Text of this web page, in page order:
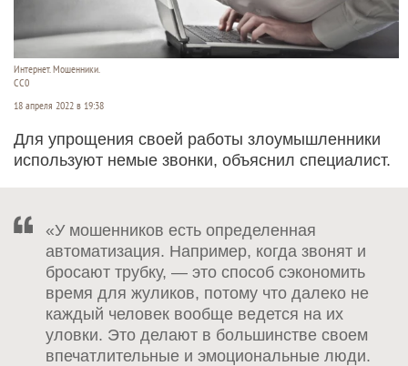
Интернет. Мошенники.
СС0
18 апреля 2022 в 19:38
Для упрощения своей работы злоумышленники
используют немые звонки, объяснил специалист.
«У мошенников есть определенная
автоматизация. Например, когда звонят и
бросают трубку, — это способ сэкономить
время для жуликов, потому что далеко не
каждый человек вообще ведется на их
уловки. Это делают в большинстве своем
впечатлительные и эмоциональные люди.